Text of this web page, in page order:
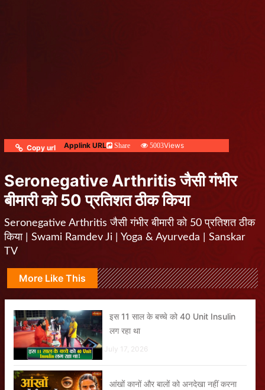
Copy url Applink URL Share 5003Views
Seronegative Arthritis जैसी गंभीर
बीमारी को 50 प्रतिशत ठीक किया
Seronegative Arthritis जैसी गंभीर बीमारी को 50 प्रतिशत ठीक
किया | Swami Ramdev Ji | Yoga & Ayurveda | Sanskar
TV
More Like This
इस 11 साल के बच्चे को 40 Unit Insulin
लग रहा था
July 17, 2026
आंखों कानों और बालों को अनदेखा नहीं करना